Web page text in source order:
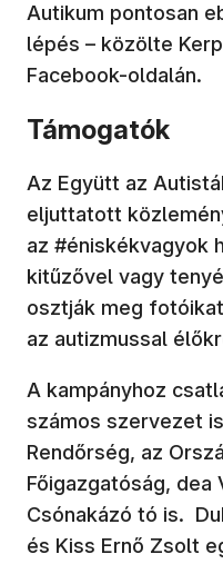
Autikum pontosan
lépés – közölte
Facebook-oldalán.
Támogatók
Az Együtt az
eljuttatott
az #éniskékvagyok
kitűzővel vagy
osztják meg
az autizmussal
A kampányhoz
számos szervezet
Rendőrség, az
Főigazgatóság, dea
Csónakázó tó is.
és Kiss Ernő Zsolt